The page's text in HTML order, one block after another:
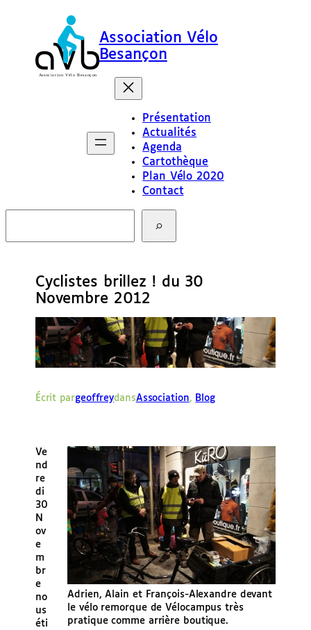
Association Vélo
Besançon
Présentation
Actualités
Agenda
Cartothèque
Plan Vélo 2020
Contact
c
Cyclistes brillez ! du 30
Novembre 2012
Écrit pargeoffreydansAssociation, Blog
Adrien, Alain et François-Alexandre devant
le vélo remorque de Vélocampus très
pratique comme arrière boutique.
Ve
nd
re
di
30
N
ov
e
m
br
e
no
us
éti